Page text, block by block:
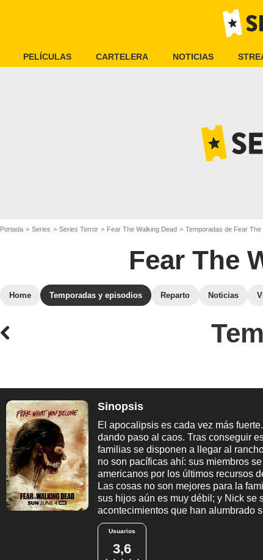
PELÍCULAS CARTELERA NOTICIAS
Portada Series Series Terror Fear The Walking Dead Temporadas de Fear The
Fear The
Home Temporadas y episodios Reparto Noticias
Sinopsis
El apocalipsis es cada vez más
dando paso al caos. Tras conseguir
familias se disponen a llegar al
no son pacíficas ahí: sus miembros
americanos por los últimos recursos
Las cosas no son mejores para la
sus hijos aún es muy débil; y Nick se
acontecimientos que han alumbrado
Usuarios
3,6